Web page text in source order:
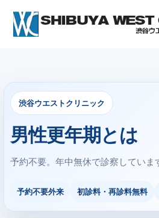
渋谷ウエストクリニック
男性更年期とは
予約不要。年中無休で診察していま
予約不要外来 初診料・再診料無料